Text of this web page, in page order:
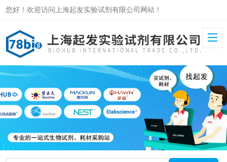
您好！欢迎访问上海起发实验试剂有限公司网站！